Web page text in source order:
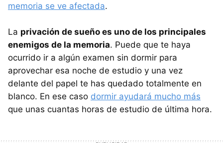
memoria se ve afectada.
La privación de sueño es uno de los principales
enemigos de la memoria. Puede que te haya
ocurrido ir a algún examen sin dormir para
aprovechar esa noche de estudio y una vez
delante del papel te has quedado totalmente en
blanco. En ese caso dormir ayudará mucho más
que unas cuantas horas de estudio de última hora.